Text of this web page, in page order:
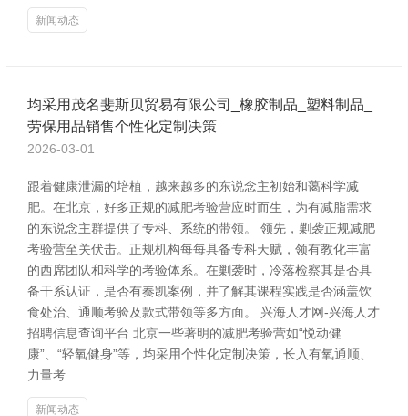
新闻动态
均采用茂名斐斯贝贸易有限公司_橡胶制品_塑料制品_
劳保用品销售个性化定制决策
2026-03-01
跟着健康泄漏的培植，越来越多的东说念主初始和蔼科学减
肥。在北京，好多正规的减肥考验营应时而生，为有减脂需求
的东说念主群提供了专科、系统的带领。 领先，剿袭正规减肥
考验营至关伏击。正规机构每每具备专科天赋，领有教化丰富
的西席团队和科学的考验体系。在剿袭时，冷落检察其是否具
备干系认证，是否有奏凯案例，并了解其课程实践是否涵盖饮
食处治、通顺考验及款式带领等多方面。 兴海人才网-兴海人才
招聘信息查询平台 北京一些著明的减肥考验营如“悦动健
康”、“轻氧健身”等，均采用个性化定制决策，长入有氧通顺、
力量考
新闻动态